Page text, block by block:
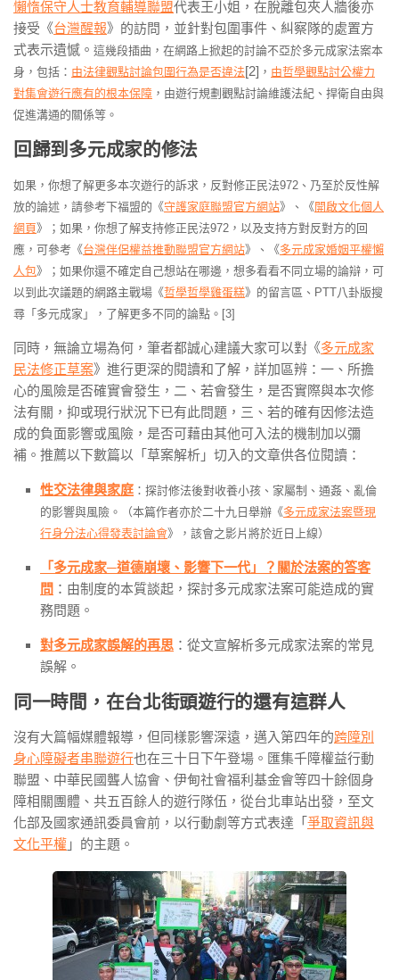
懶惰保守人士教育輔導聯盟代表王小姐，在脫離包夾人牆後亦
接受《台灣醒報》的訪問，並針對包圍事件、糾察隊的處置方
式表示遺憾。 這幾段插曲，在網路上掀起的討論不亞於多元成家法案本
身，包括： 由法律觀點討論包圍行為是否違法[2] ， 由哲學觀點討公權力
對集會遊行應有的根本保障 ，由遊行規劃觀點討論維護法紀、捍衛自由與
促進溝通的關係等。
回歸到多元成家的修法
如果，你想了解更多本次遊行的訴求，反對修正民法972、乃至於反性解
放的論述，請參考下福盟的《守護家庭聯盟官方網站》、《 開啟文化個人
網頁》；如果，你想了解支持修正民法972，以及支持方對反對方的回
應，可參考《台灣伴侶權益推動聯盟官方網站》、《多元成家婚姻平權懶
人包》；如果你還不確定自己想站在哪邊，想多看看不同立場的論辯，可
以到此次議題的網路主戰場《哲學哲學雞蛋糕》的留言區、PTT八卦版搜
尋「多元成家」，了解更多不同的論點。[3]
同時，無論立場為何，筆者都誠心建議大家可以對《多元成家
民法修正草案》進行更深的閱讀和了解，詳加區辨：一、所擔
心的風險是否確實會發生，二、若會發生，是否實際與本次修
法有關，抑或現行狀況下已有此問題，三、若的確有因修法造
成的負面影響或風險，是否可藉由其他可入法的機制加以彌
補。推薦以下數篇以「草案解析」切入的文章供各位閱讀：
性交法律與家庭 ：探討修法後對收養小孩、家屬制、通姦、亂倫
的影響與風險。（本篇作者亦於二十九日舉辦《多元成家法案暨現
行身分法心得發表討論會》，該會之影片將於近日上線）
「多元成家─道德崩壞、影響下一代」？關於法案的答客
問 ：由制度的本質談起，探討多元成家法案可能造成的實
務問題。
對多元成家誤解的再思 ：從文宣解析多元成家法案的常見
誤解。
同一時間，在台北街頭遊行的還有這群人
沒有大篇幅媒體報導，但同樣影響深遠，邁入第四年的跨障別
身心障礙者串聯遊行也在三十日下午登場。匯集千障權益行動
聯盟、中華民國聾人協會、伊甸社會福利基金會等四十餘個身
障相關團體、共五百餘人的遊行隊伍，從台北車站出發，至文
化部及國家通訊委員會前，以行動劇等方式表達「 爭取資訊與
文化平權 」的主題。